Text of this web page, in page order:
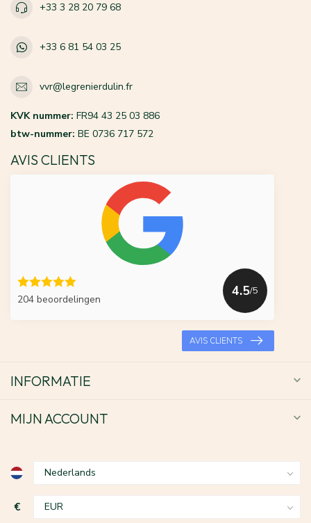
+33 3 28 20 79 68
+33 6 81 54 03 25
vvr@legrenierdulin.fr
KVK nummer: FR94 43 25 03 886
btw-nummer: BE 0736 717 572
AVIS CLIENTS
204 beoordelingen
4.5/5
AVIS CLIENTS
INFORMATIE
MIJN ACCOUNT
€